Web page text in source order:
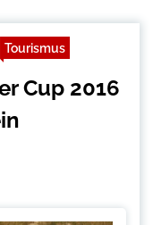
Tourismus
Cup 2016